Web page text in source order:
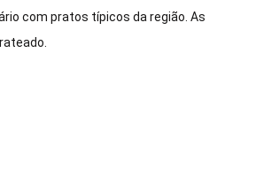
com pratos típicos da região. As